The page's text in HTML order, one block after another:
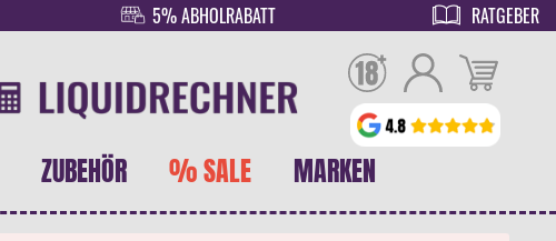
5% ABHOLRABATT RATGEBER
ZUBEHÖR % SALE MARKEN